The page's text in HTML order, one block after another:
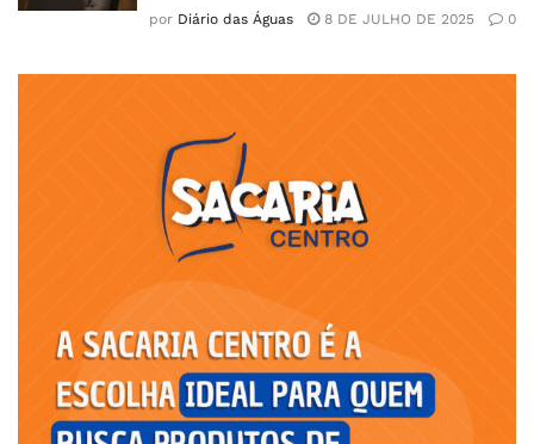
por Diário das Águas 8 DE JULHO DE 2025 0